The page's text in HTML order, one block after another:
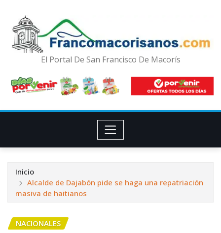
El Portal De San Francisco De Macorís
Inicio
Alcalde de Dajabón pide se haga una repatriación
masiva de haitianos
NACIONALES